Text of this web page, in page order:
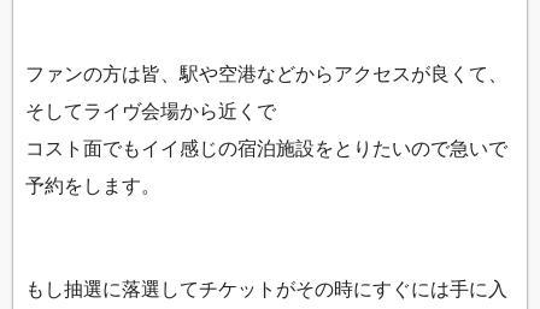
ファンの方は皆、駅や空港などからアクセスが良くて、
そしてライヴ会場から近くで
コスト面でもイイ感じの宿泊施設をとりたいので急いで
予約をします。
もし抽選に落選してチケットがその時にすぐには手に入